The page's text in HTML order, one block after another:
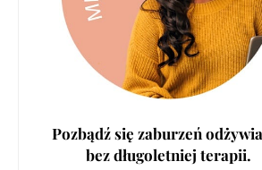
Pozbądź się zaburzeń
bez długoletniej terapii.